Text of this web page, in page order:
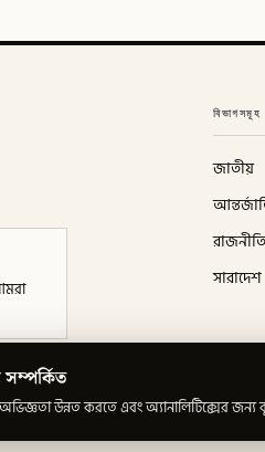
বিভাগসমূহ
জাতীয়
রাজনীতি
সারাদেশ
উন্নত করতে এবং অ্যানালিটিক্সের জন্য